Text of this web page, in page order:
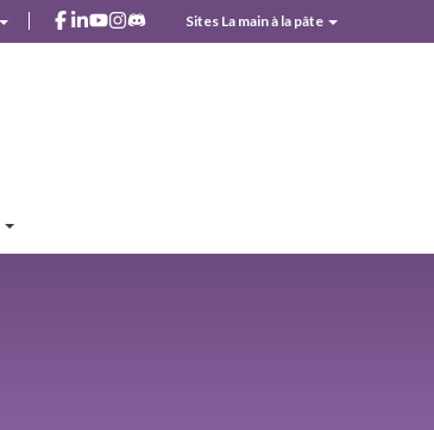
facebook
linkedin
youtube
instagram
discordSites La main à la pâte